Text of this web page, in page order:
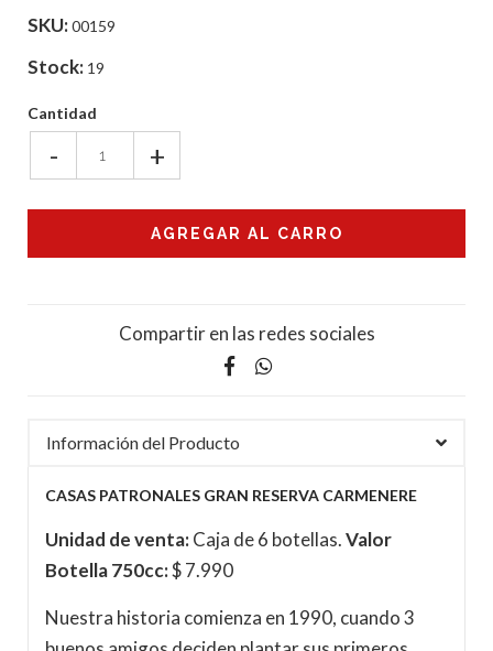
SKU:00159
Stock: 19
Cantidad
- +
Compartir en las redes sociales
Información del Producto
CASAS PATRONALES GRAN RESERVA CARMENERE
Unidad de venta:Caja de 6 botellas.Valor
Botella 750cc:$ 7.990
Nuestra historia comienza en 1990, cuando 3